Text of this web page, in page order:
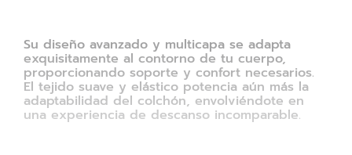
Su diseño avanzado y multicapa se adapta
exquisitamente al contorno de tu cuerpo,
proporcionando soporte y confort necesarios.
El tejido suave y elástico potencia aún más la
adaptabilidad del colchón, envolviéndote en
una experiencia de descanso incomparable.